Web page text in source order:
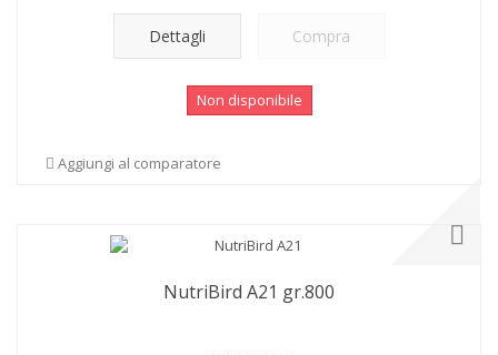
Dettagli Compra
Non disponibile
Aggiungi al comparatore
NutriBird A21 gr.800